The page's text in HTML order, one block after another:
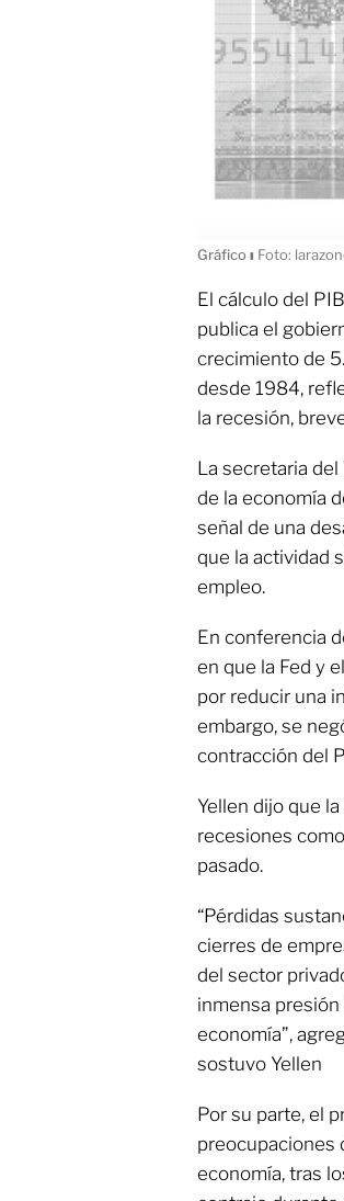
Gráficoı Foto:
El cálculo del
publica el
crecimiento de
desde 1984,
la recesión,
La secretaria
de la economía
señal de una
que la actividad
empleo.
En conferencia
en que la Fed y
por reducir una
embargo, se
contracción del
Yellen dijo que
recesiones
pasado.
“Pérdidas
cierres de
del sector
inmensa presión
economía”,
sostuvo Yellen
Por su parte, el
preocupaciones
economía, tras